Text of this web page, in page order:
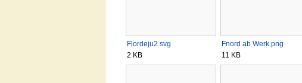
Flordeju2.svg
2 KB
Fnord ab Werk.png
11 KB